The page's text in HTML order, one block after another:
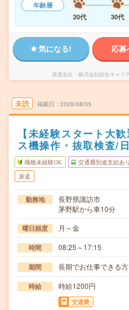
年齢層
20代
30代
気になる! 応
派遣会社 株式会社綜合キャリ
未読 掲載日 2026/08/05
【未経験スタート大
ス機操作・抜取検査/
職種未経験OK 交通費別途支給あり
派遣
勤務地
長野県諏訪市
茅野駅から車10分
曜日頻度 月～金
時間 08:25～17:15
期間 長期でお仕事できる方
時給 時給1200円
交通費